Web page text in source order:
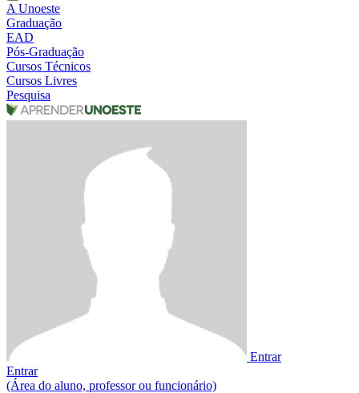
A Unoeste
Graduação
EAD
Pós-Graduação
Cursos Técnicos
Cursos Livres
Pesquisa
Entrar
Entrar
(Área do aluno, professor ou funcionário)